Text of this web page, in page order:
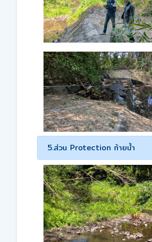
5.ส่วน Protection ท้ายน้ำ